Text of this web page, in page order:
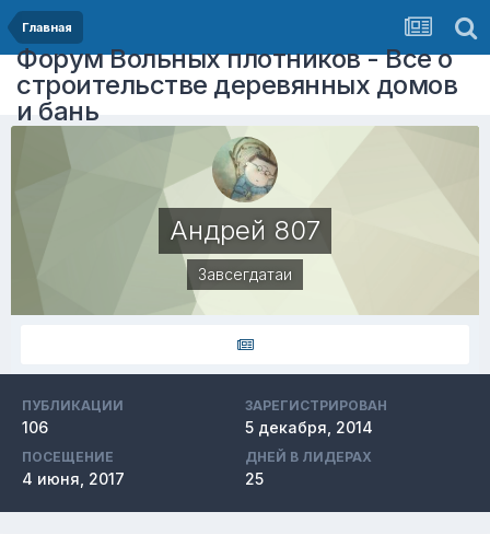
Главная
Форум Вольных плотников - Все о
строительстве деревянных домов
и бань
Андрей 807
Завсегдатаи
ПУБЛИКАЦИИ
106
ЗАРЕГИСТРИРОВАН
5 декабря, 2014
ПОСЕЩЕНИЕ
4 июня, 2017
ДНЕЙ В ЛИДЕРАХ
25